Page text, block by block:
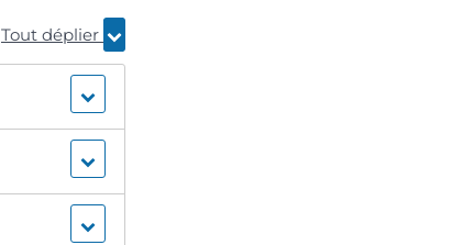
Tout déplier